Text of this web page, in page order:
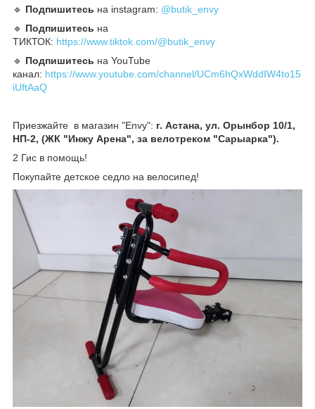
🔹️ Подпишитесь на instagram: @butik_envy
🔹️ Подпишитесь на
ТИКТОК: https://www.tiktok.com/@butik_envy
🔹️ Подпишитесь на YouTube
канал: https://www.youtube.com/channel/UCm6hQxWddIW4to15
iUftAaQ
Приезжайте в магазин "Envy": г. Астана, ул. Орынбор 10/1,
НП-2, (ЖК "Инжу Арена", за велотреком "Сарыарка").
2 Гис в помощь!
Покупайте детское седло на велосипед!